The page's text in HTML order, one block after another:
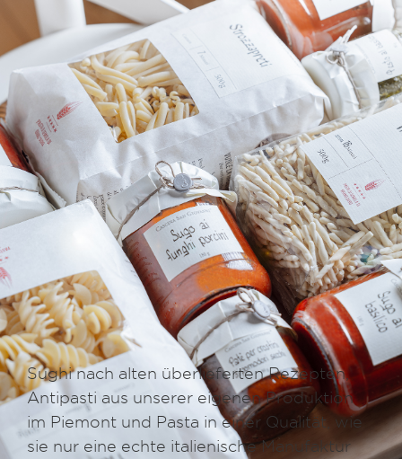
Kontakt
Mein Kundenkonto
Sughi nach alten überlieferten Rezepten,
Antipasti aus unserer eigenen Produktion
im Piemont und Pasta in einer Qualität, wie
sie nur eine echte italienische Manufaktur